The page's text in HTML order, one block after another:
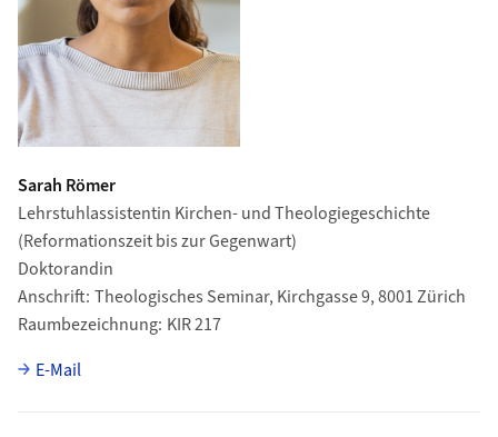
Sarah Römer
Lehrstuhlassistentin Kirchen- und Theologiegeschichte
(Reformationszeit bis zur Gegenwart)
Doktorandin
Anschrift Theologisches Seminar, Kirchgasse 9, 8001 Zürich
Raumbezeichnung KIR 217
E-Mail